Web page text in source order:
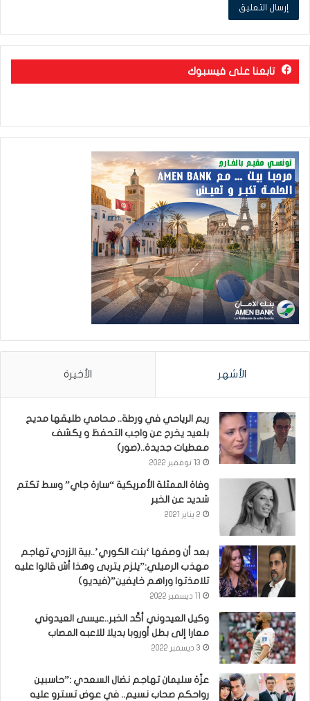
تابعنا على فيسبوك
الأشهر الأخيرة
ريم الرياحي في ورطة.. محامي طليقها مديح
بلعيد يخرج عن واجب التحفظ و يكشف
معطيات جديدة..(صور)
13 نوفمبر 2022
وفاة الممثلة الأمريكية “سارة جاي” وسط تكتم
شديد عن الخبر
2 يناير 2021
بعد أن وصفها ‘بنت الكوري’..بية الزردي تهاجم
مهذب الرميلي:”يلزم يتربى وهذا أش قالوا عليه
تلامذتوا وراهم خايفين”(فيديو)
وكيل العيدوني أكّد الخبر..عيسى العيدوني
معارا إلى بطل أوروبا بديلا للاعبه المصاب
3 ديسمبر 2022
عزّة سليمان تهاجم نضال السعدي :”حاسبين
رواحكم صحاب نسيم.. في عوض تسترو عليه